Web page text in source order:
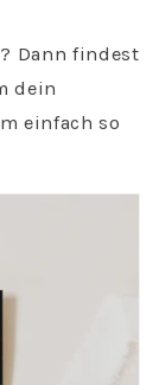
Dann findest
dein
einfach so